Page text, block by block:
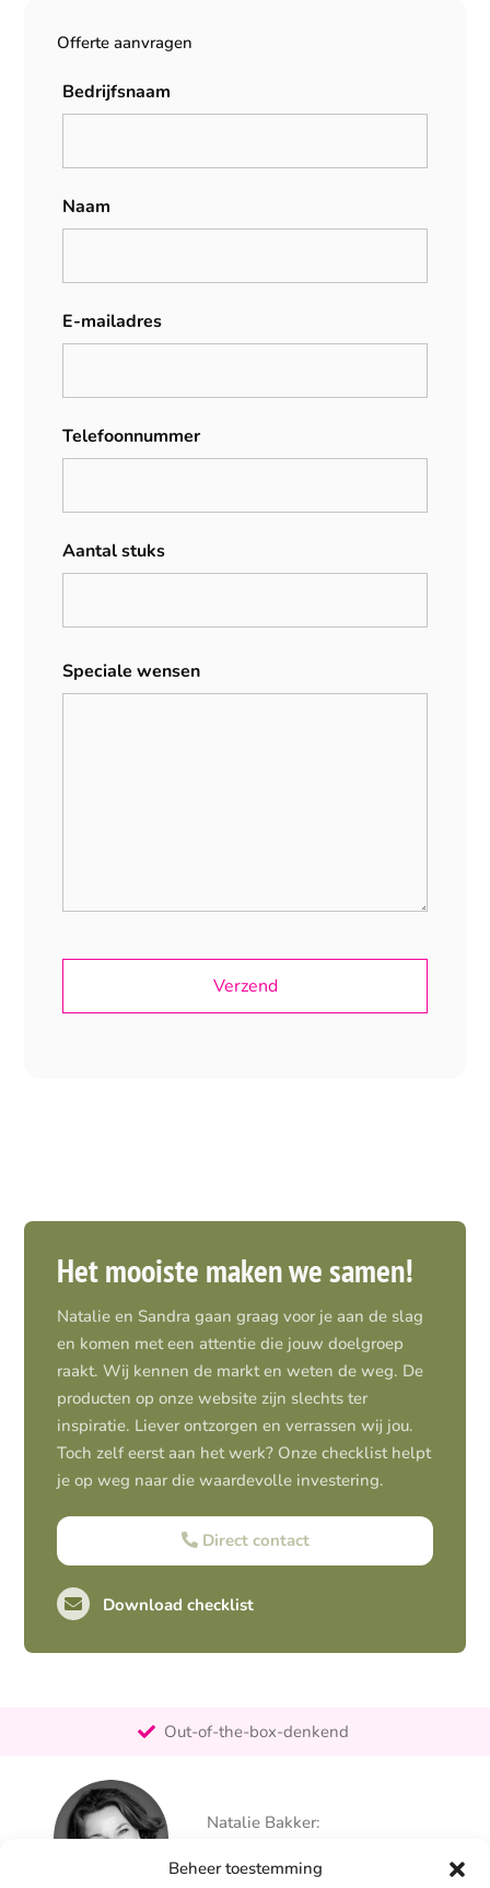
Beheer toestemming
Offerte aanvragen
Bedrijfsnaam
Naam
E-mailadres
Telefoonnummer
Aantal stuks
Speciale wensen
Het mooiste maken we samen!
Natalie en Sandra gaan graag voor je aan de slag
en komen met een attentie die jouw doelgroep
raakt. Wij kennen de markt en weten de weg. De
producten op onze website zijn slechts ter
inspiratie. Liever ontzorgen en verrassen wij jou.
Toch zelf eerst aan het werk? Onze checklist helpt
je op weg naar die waardevolle investering.
Direct contact
Download checklist
Out-of-the-box-denkend
Persoonlijk
Natalie Bakker:
info@alertpromotie.nl